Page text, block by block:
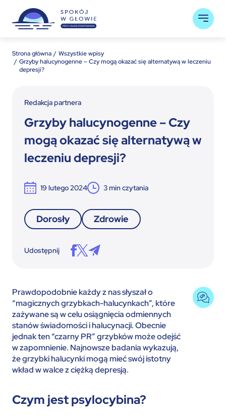
Strona główna
Wszystkie wpisy
Grzyby halucynogenne – Czy mogą okazać się alternatywą w leczeniu
depresji?
Redakcja partnera
Grzyby halucynogenne – Czy
mogą okazać się alternatywą w
leczeniu depresji?
19 lutego 2024 3min czytania
Dorosły Zdrowie
Udostępnij
Prawdopodobnie każdy z nas słyszał o
“magicznych grzybkach-halucynkach”, które
zażywane są w celu osiągnięcia odmiennych
stanów świadomości i halucynacji. Obecnie
jednak ten “czarny PR” grzybków może odejść
w zapomnienie. Najnowsze badania wykazują,
że grzybki halucynki mogą mieć swój istotny
wkład w walce z ciężką depresją.
Czym jest psylocybina?